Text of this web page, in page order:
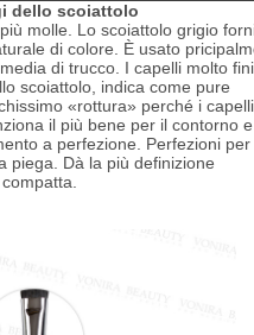
dello scoiattolo
molle. Lo scoiattolo grigio
di colore. È usato
di trucco. I capelli molto
scoiattolo, indica come pure
«rottura» perché i
il più bene per il contorno e
a perfezione. Perfezioni
piega. Dà la più definizione